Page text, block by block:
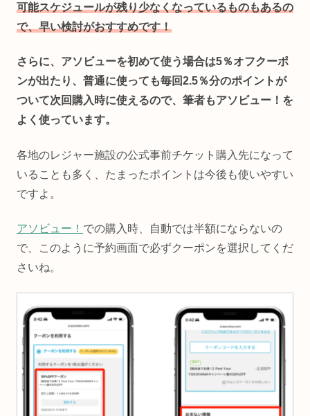
可能スケジュールが残り少なくなっているものもあるの
で、早い検討がおすすめです！
さらに、アソビューを初めて使う場合は5％オフクーポ
ンが出たり、普通に使っても毎回2.5％分のポイントが
ついて次回購入時に使えるので、筆者もアソビュー！を
よく使っています。
各地のレジャー施設の公式事前チケット購入先になって
いることも多く、たまったポイントは今後も使いやすい
ですよ。
アソビュー！ での購入時、自動では半額にならないの
で、このように予約画面で必ずクーポンを選択してくだ
さいね。